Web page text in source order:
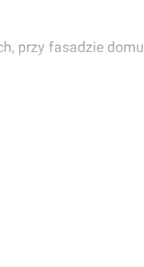
przy fasadzie domu